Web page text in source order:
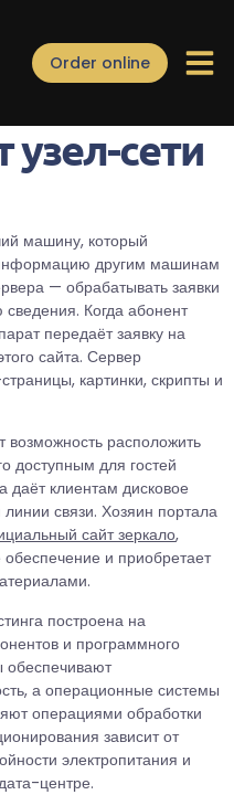
Order online
узел-
узел-сети
машину, который
другим машинам
— обрабатывать заявки
Когда абонент
передаёт заявку на
сайта. Сервер
картинки, скрипты и
возможность расположить
доступным для гостей
даёт клиентам дисковое
связи. Хозяин портала
сайт зеркало,
и приобретает
построена на
и программного
а операционные системы
операциями обработки
зависит от
электропитания и
центре.